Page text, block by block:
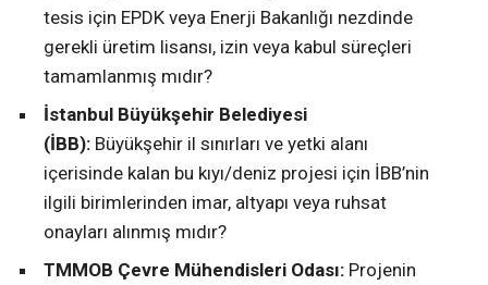
tesis için EPDK veya Enerji Bakanlığı nezdinde
gerekli üretim lisansı, izin veya kabul süreçleri
tamamlanmış mıdır?
İstanbul Büyükşehir Belediyesi
(İBB): Büyükşehir il sınırları ve yetki alanı
içerisinde kalan bu kıyı/deniz projesi için İBB’nin
ilgili birimlerinden imar, altyapı veya ruhsat
onayları alınmış mıdır?
TMMOB Çevre Mühendisleri Odası: Projenin